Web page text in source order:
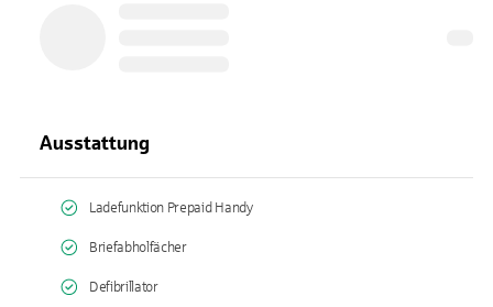
Ausstattung
Ladefunktion Prepaid Handy
Briefabholfächer
Defibrillator